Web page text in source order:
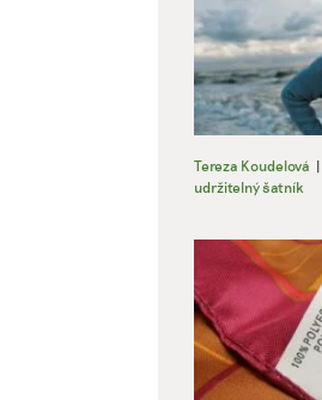
Tereza Koudelová |
udržitelný šatník